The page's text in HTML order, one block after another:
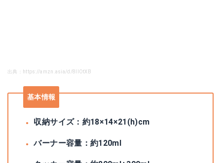
出典：https://amzn.asia/d/8lIOtXB
基本情報
収納サイズ：約18×14×21(h)cm
バーナー容量：約120ml